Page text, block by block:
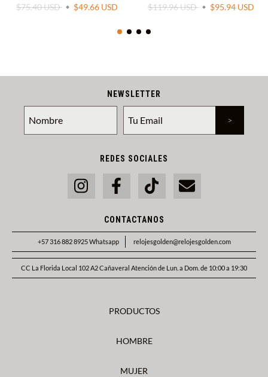
$75.40 USD
$49.66 USD
$119.96 USD
$95.94 USD
NEWSLETTER
REDES SOCIALES
CONTACTANOS
+57 316 882 8925 Whatsapp relojesgolden@relojesgolden.com
CC La Florida Local 102 A2 Cañaveral Atención de Lun. a Dom. de 10:00 a 19:30
PRODUCTOS
HOMBRE
MUJER